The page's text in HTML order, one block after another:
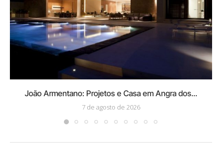
João Armentano: Projetos e Casa em Angra dos...
7 de agosto de 2026